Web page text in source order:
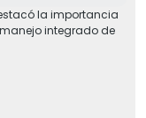
la importancia
integrado de